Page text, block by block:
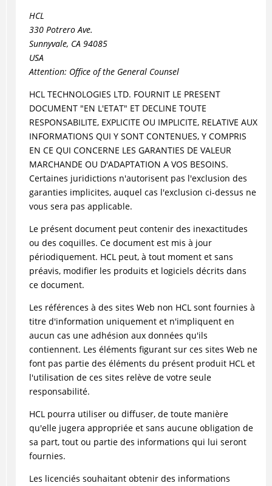
HCL
330 Potrero Ave.
Sunnyvale, CA 94085
USA
Attention: Office of the General Counsel
HCL TECHNOLOGIES LTD. FOURNIT LE PRESENT
DOCUMENT "EN L'ETAT" ET DECLINE TOUTE
RESPONSABILITE, EXPLICITE OU IMPLICITE, RELATIVE AUX
INFORMATIONS QUI Y SONT CONTENUES, Y COMPRIS
EN CE QUI CONCERNE LES GARANTIES DE VALEUR
MARCHANDE OU D'ADAPTATION A VOS BESOINS.
Certaines juridictions n'autorisent pas l'exclusion des
garanties implicites, auquel cas l'exclusion ci-dessus ne
vous sera pas applicable.
Le présent document peut contenir des inexactitudes
ou des coquilles. Ce document est mis à jour
périodiquement. HCL peut, à tout moment et sans
préavis, modifier les produits et logiciels décrits dans
ce document.
Les références à des sites Web non HCL sont fournies à
titre d'information uniquement et n'impliquent en
aucun cas une adhésion aux données qu'ils
contiennent. Les éléments figurant sur ces sites Web ne
font pas partie des éléments du présent produit HCL et
l'utilisation de ces sites relève de votre seule
responsabilité.
HCL pourra utiliser ou diffuser, de toute manière
qu'elle jugera appropriée et sans aucune obligation de
sa part, tout ou partie des informations qui lui seront
fournies.
Les licenciés souhaitant obtenir des informations